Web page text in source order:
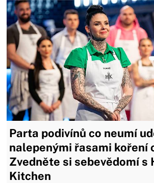
Parta podivínů co neumí
nalepenými řasami koření
Zvedněte si sebevědomí s
Kitchen